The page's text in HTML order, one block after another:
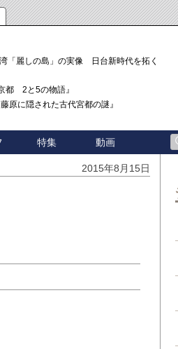
「麗しの島」の実像 日台新時代を拓く「3
都 2と5の物語』
原に隠された古代宮都の謎』
特集 動画
2015年8月15日